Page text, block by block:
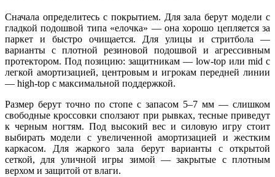
Сначала определитесь с покрытием. Для зала берут модели с
гладкой подошвой типа «елочка» — она хорошо цепляется за
паркет и быстро очищается. Для улицы и стритбола —
варианты с плотной резиновой подошвой и агрессивным
протектором. Под позицию: защитникам — low-top или mid с
легкой амортизацией, центровым и игрокам передней линии
— high-top с максимальной поддержкой.
Размер берут точно по стопе с запасом 5–7 мм — слишком
свободные кроссовки сползают при рывках, тесные приведут
к черным ногтям. Под высокий вес и силовую игру стоит
выбирать модели с увеличенной амортизацией и жестким
каркасом. Для жаркого зала берут варианты с открытой
сеткой, для уличной игры зимой — закрытые с плотным
верхом и защитой от влаги.